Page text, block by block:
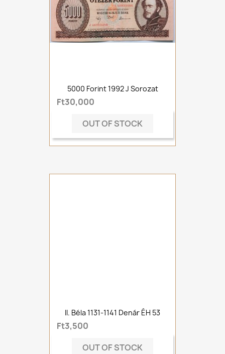
5000 Forint 1992 J Sorozat
Ft30,000
OUT OF STOCK
II. Béla 1131-1141 Denár ÉH 53
Ft3,500
OUT OF STOCK